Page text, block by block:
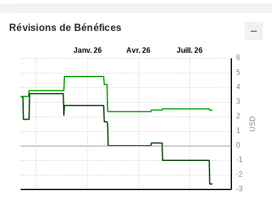
Révisions de Bénéfices